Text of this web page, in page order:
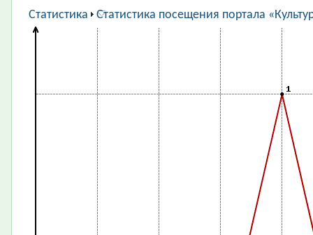
ВАКАНСИИ
Статистика Статистика посещения портала